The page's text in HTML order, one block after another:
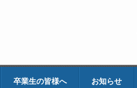
卒業生の皆様へ お知らせ